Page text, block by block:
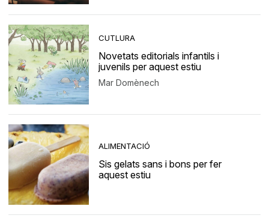
CUTLURA
Novetats editorials infantils i
juvenils per aquest estiu
Mar Domènech
ALIMENTACIÓ
Sis gelats sans i bons per fer
aquest estiu